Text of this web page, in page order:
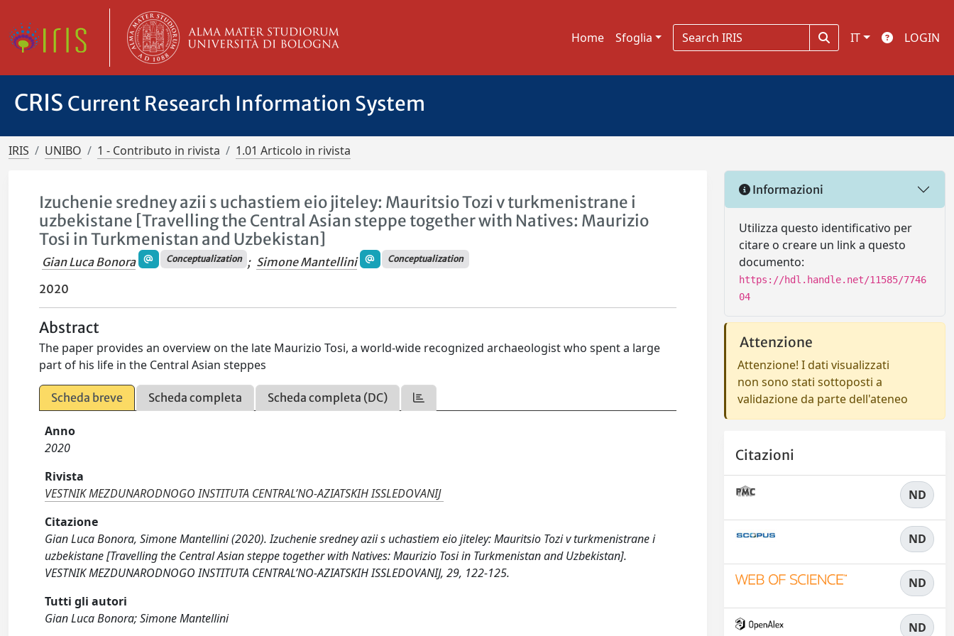
Home Sfoglia IT LOGIN
CRIS Current Research Information System
IRIS UNIBO 1 - Contributo in rivista 1.01 Articolo in rivista
Izuchenie sredney azii s uchastiem eio jiteley: Mauritsio Tozi v turkmenistrane i
uzbekistane [Travelling the Central Asian steppe together with Natives: Maurizio
Tosi in Turkmenistan and Uzbekistan]
Gian Luca Bonora Conceptualization ; Simone Mantellini Conceptualization
2020
Abstract
The paper provides an overview on the late Maurizio Tosi, a world-wide recognized archaeologist who spent a large
part of his life in the Central Asian steppes
Scheda breve Scheda completa Scheda completa (DC)
Anno
2020
Rivista
VESTNIK MEZDUNARODNOGO INSTITUTA CENTRAL’NO-AZIATSKIH ISSLEDOVANIJ
Citazione
Gian Luca Bonora, Simone Mantellini (2020). Izuchenie sredney azii s uchastiem eio jiteley: Mauritsio Tozi v turkmenistrane i
uzbekistane [Travelling the Central Asian steppe together with Natives: Maurizio Tosi in Turkmenistan and Uzbekistan].
VESTNIK MEZDUNARODNOGO INSTITUTA CENTRAL’NO-AZIATSKIH ISSLEDOVANIJ, 29, 122-125.
Tutti gli autori
Gian Luca Bonora; Simone Mantellini
Informazioni
Utilizza questo identificativo per
citare o creare un link a questo
documento:
https://hdl.handle.net/11585/7746
04
Attenzione
Attenzione! I dati visualizzati
non sono stati sottoposti a
validazione da parte dell'ateneo
Citazioni
ND
ND
ND
ND